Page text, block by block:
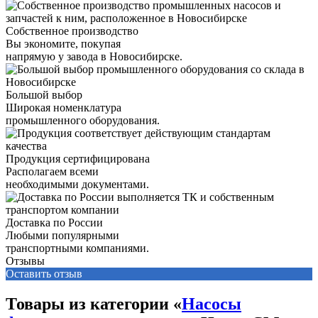
Собственное производство
Вы экономите, покупая
напрямую у завода в Новосибирске.
Большой выбор
Широкая номенклатура
промышленного оборудования.
Продукция сертифицирована
Располагаем всеми
необходимыми документами.
Доставка по России
Любыми популярными
транспортными компаниями.
Отзывы
Оставить отзыв
Товары из категории «Насосы